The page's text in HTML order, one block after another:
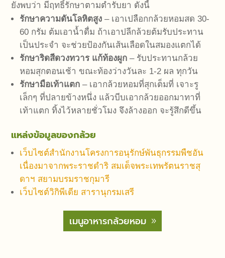
ยังพบว่า มีฤทธิ์รักษาตามตำรับยา ดังนี้
รักษาความดันโลหิตสูง – เอาเปลือกกล้วยหอมสด 30-
60 กรัม ต้มเอาน้ำดื่ม ถ้าเอาปลีกล้วยต้มรับประทาน
เป็นประจำ จะช่วยป้องกันเส้นเลือดในสมองแตกได้
รักษาริดสีดวงทวาร แก้ท้องผูก – รับประทานกล้วย
หอมสุกตอนเช้า ขณะท้องว่างวันละ 1-2 ผล ทุกวัน
รักษามือเท้าแตก – เอากล้วยหอมที่สุกเต็มที่ เจาะรู
เล็กๆ ที่ปลายข้างหนึ่ง แล้วบีบเอากล้วยออกมาทาที่
เท้าแตก ทิ้งไว้หลายชั่วโมง จึงล้างออก จะรู้สึกดีขึ้น
แหล่งข้อมูลของกล้วย
เว็บไซต์สำนักงานโครงการอนุรักษ์พันธุกรรมพืชอัน
เนื่องมาจากพระราชดำริ สมเด็จพระเทพรัตนราชสุ
ดาฯ สยามบรมราชกุมารี
เว็บไซต์วิกิพีเดีย สารานุกรมเสรี
เมนูอาหารกล้วยหอม